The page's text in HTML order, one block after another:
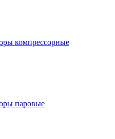
компрессорные
паровые